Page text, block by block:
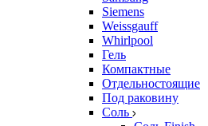
Siemens
Weissgauff
Whirlpool
Гель
Компактные
Отдельностоящие
Под раковину
Соль